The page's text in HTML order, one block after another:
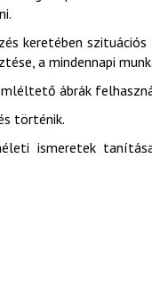
keretében
a mindennapi
ábrák
történik.
ismeretek